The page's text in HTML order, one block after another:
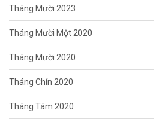
Tháng Mười 2023
Tháng Mười Một 2020
Tháng Mười 2020
Tháng Chín 2020
Tháng Tám 2020